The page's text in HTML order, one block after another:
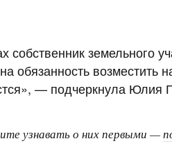
земельного
обязанность возместить
— подчеркнула Юлия
узнавать о них первыми —